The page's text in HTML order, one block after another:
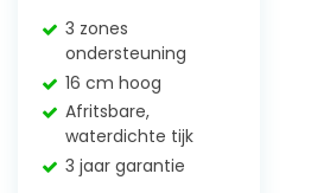
3 zones
ondersteuning
16 cm hoog
Afritsbare,
waterdichte tijk
3 jaar garantie